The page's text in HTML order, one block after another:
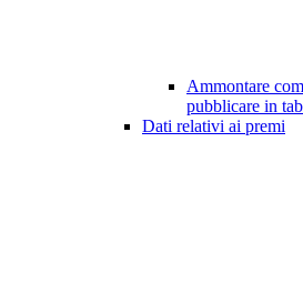
Ammontare
pubblicare in
Dati relativi ai premi